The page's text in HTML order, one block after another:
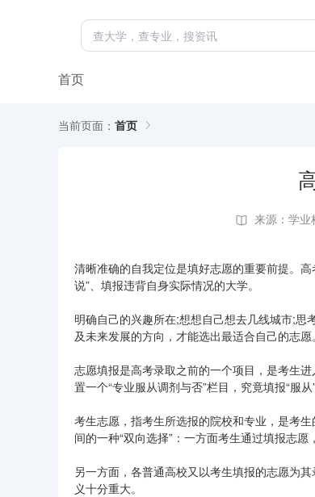
首页
当前页面： 首页
来源：学业
清晰准确的自我定位是填好志愿的重要前提。
说”、填报违背自身实际情况的大学。
明确自己的兴趣所在;想想自己想去几线城市;
及未来发展的方向，才能选出最适合自己的志愿。
志愿填报是高考录取之前的一个项目，是考生
置一个“专业服从调剂与否”栏目，究竟填报“服
考生志愿，指考生所选报的院校和专业，是考
间的一种“双向选择”：一方面考生通过填报志
另一方面，各普通高校又以考生填报的志愿为
义十分重大。